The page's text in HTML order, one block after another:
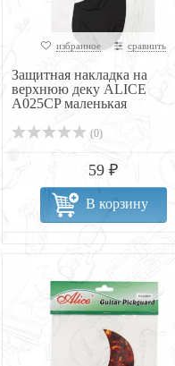
избранное сравнить
Защитная накладка на
верхнюю деку ALICE
A025СP маленькая
(0)
59 ₽
В корзину